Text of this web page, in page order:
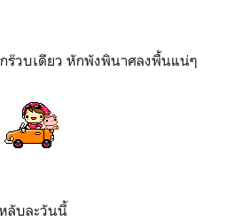
ร๊วบเดียว หักพังพินาศลงพื้นแน่ๆ
ลับละวันนี้